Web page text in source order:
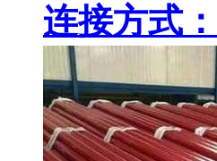
连接方式：